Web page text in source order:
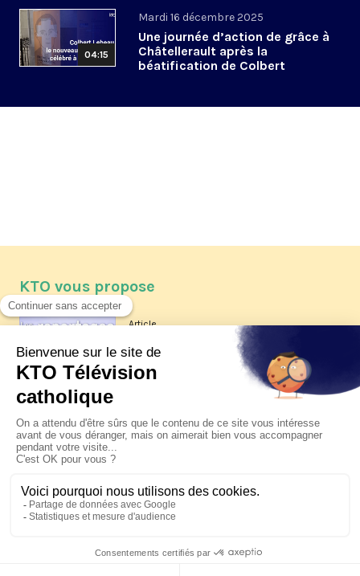
04:15
Mardi 16 décembre 2025
Une journée d’action de grâce à
Châtellerault après la
béatification de Colbert
KTO vous propose
Article
Les reportages d'été 2026 de KTO
La visite pastorale du pape Léon
XIV à Assise à suivre sur KTO le
jeudi 6 août
Le pape en Uruguay, Argentine et
Pérou du 6 au 17 novembre 2026